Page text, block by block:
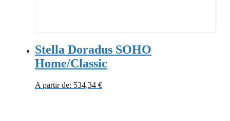
Stella Doradus SOHO
Home/Classic
A partir de: 534,34 €